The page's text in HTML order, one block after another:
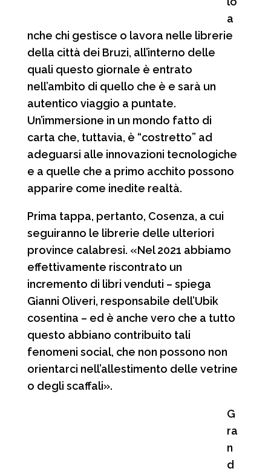
a
nche chi gestisce o lavora nelle librerie
della città dei Bruzi, all’interno delle
quali questo giornale è entrato
nell’ambito di quello che è e sarà un
autentico viaggio a puntate.
Un’immersione in un mondo fatto di
carta che, tuttavia, è “costretto” ad
adeguarsi alle innovazioni tecnologiche
e a quelle che a primo acchito possono
apparire come inedite realtà.
Prima tappa, pertanto, Cosenza, a cui
seguiranno le librerie delle ulteriori
province calabresi. «Nel 2021 abbiamo
effettivamente riscontrato un
incremento di libri venduti – spiega
Gianni Oliveri, responsabile dell’Ubik
cosentina – ed è anche vero che a tutto
questo abbiano contribuito tali
fenomeni social, che non possono non
orientarci nell’allestimento delle vetrine
o degli scaffali».
G
ra
n
d